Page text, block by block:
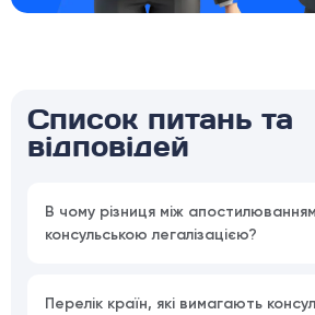
Список питань та
відповідей
В чому різниця між
консульською легалізацією?
Перелік країн, які вимагають